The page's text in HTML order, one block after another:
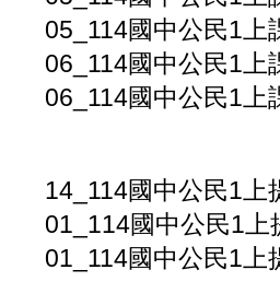
05_114國中公民1上
06_114國中公民1上
06_114國中公民1上
14_114國中公民1上
01_114國中公民1
01_114國中公民1上